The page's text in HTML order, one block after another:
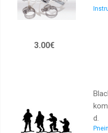
Krāsu
smidzinatāji
Pistoles
3.00€
d.